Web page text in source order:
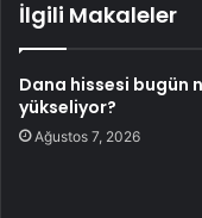
İlgili Makaleler
Dana hissesi bugün
yükseliyor?
Ağustos 7, 2026